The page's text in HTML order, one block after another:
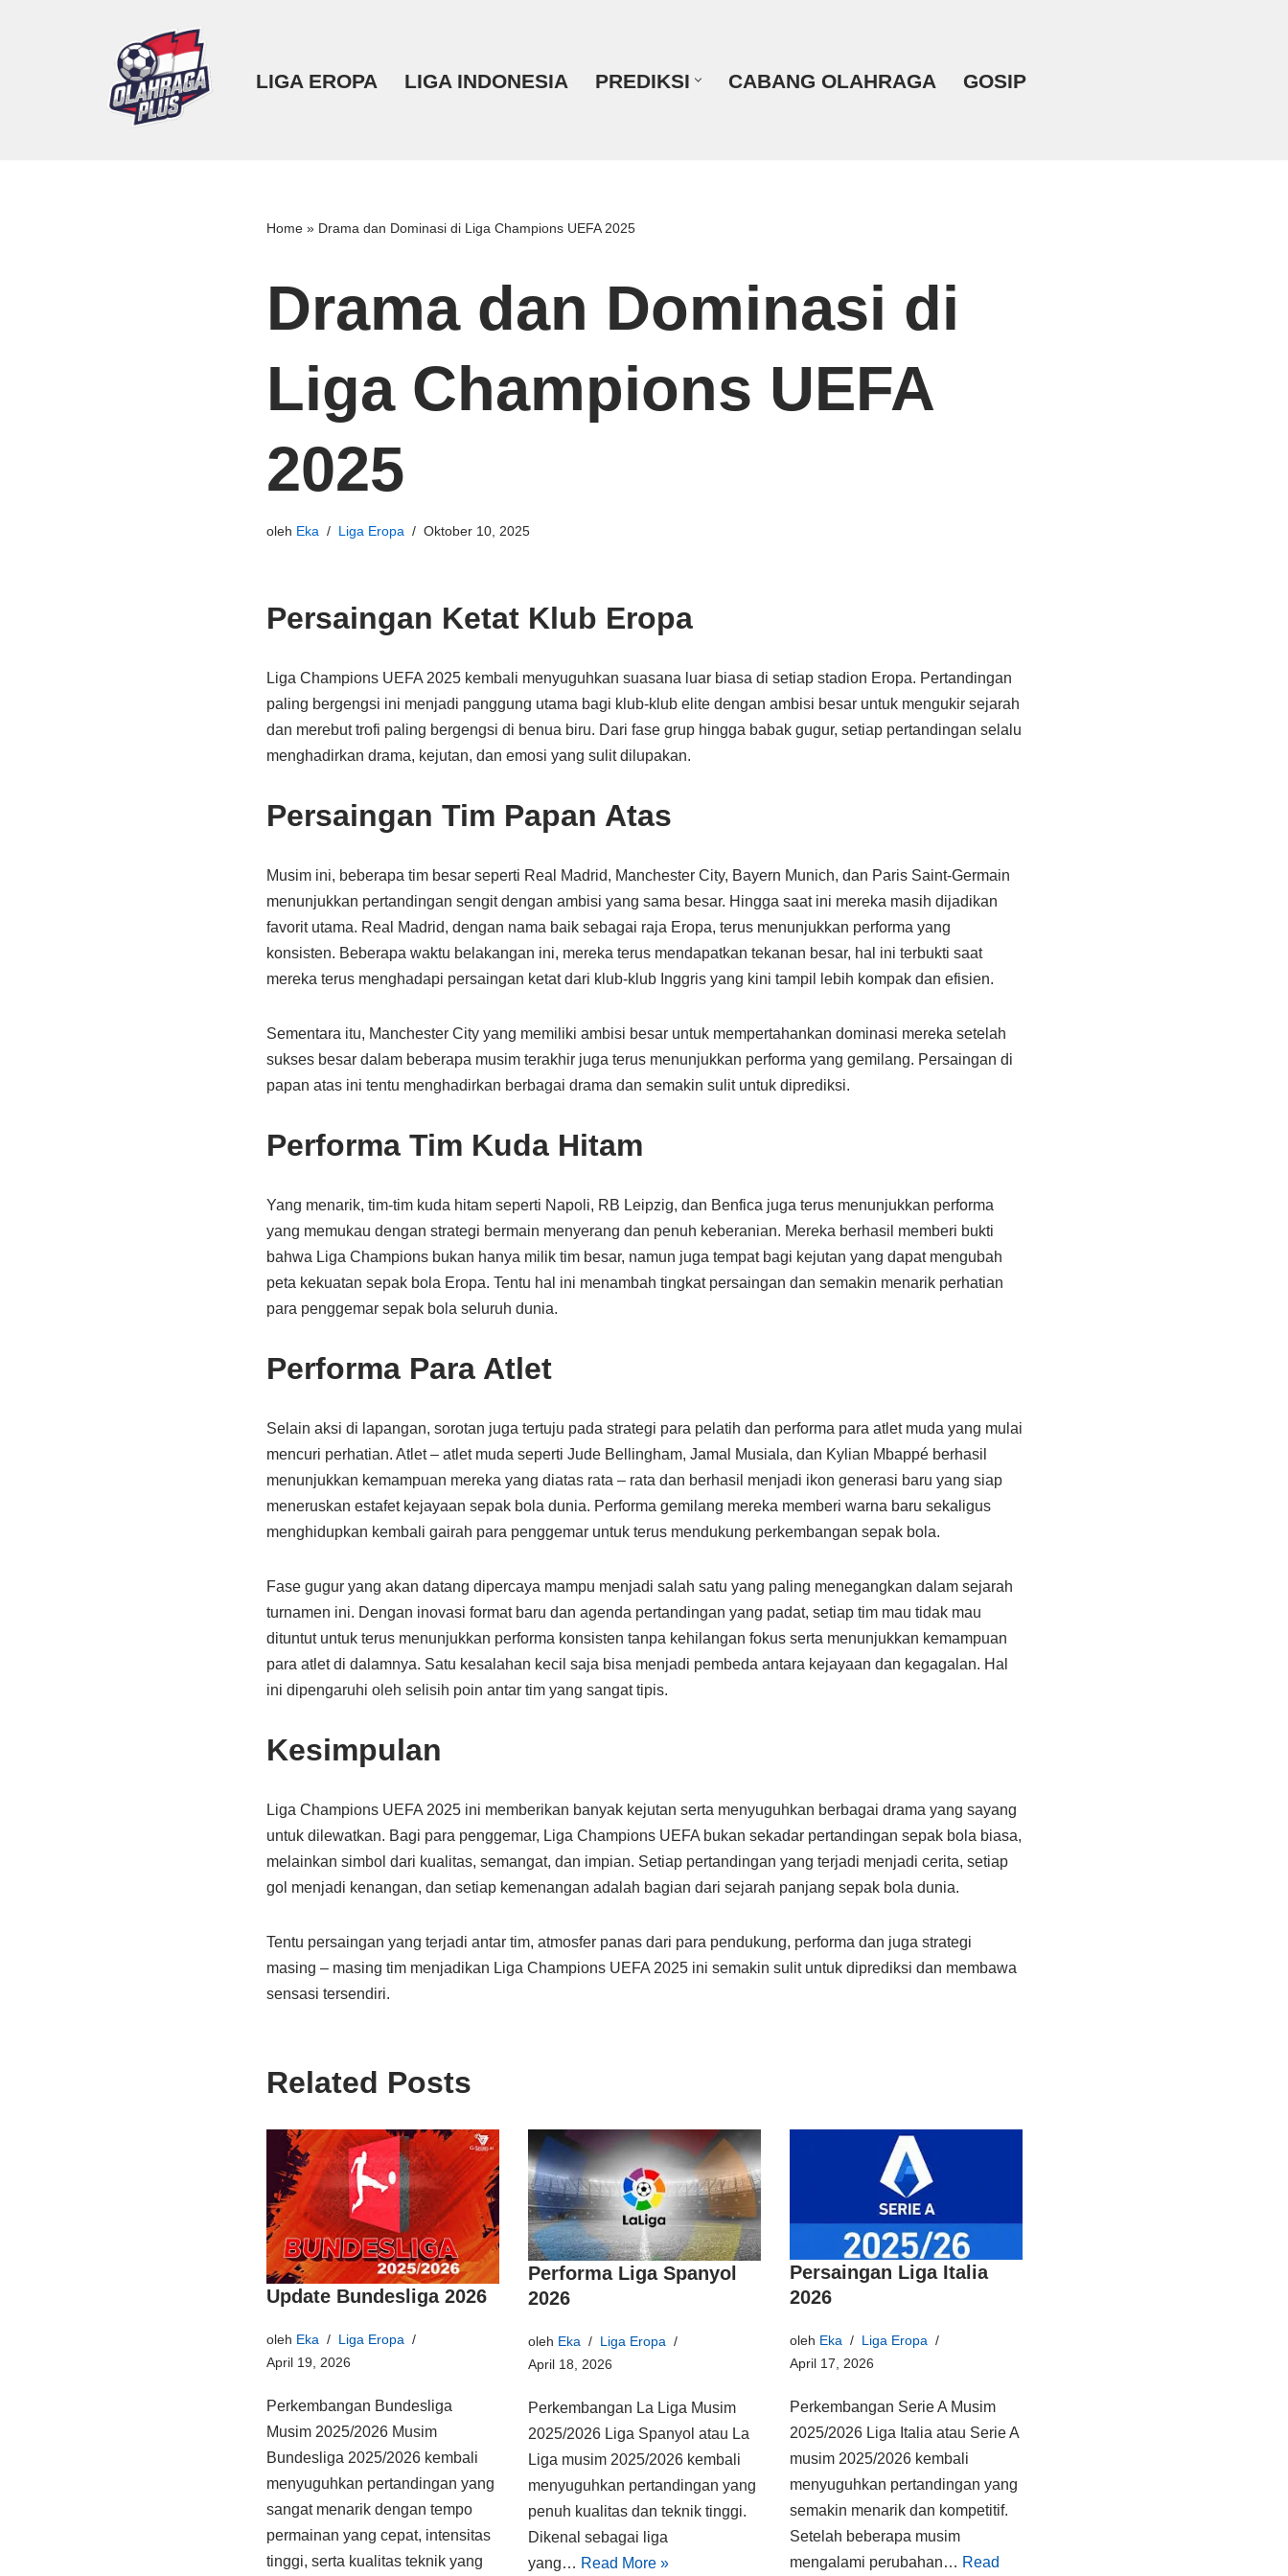
LIGA EROPA LIGA INDONESIA PREDIKSI CABANG OLAHRAGA GOSIP
Home» Drama dan Dominasi di Liga Champions UEFA 2025
Drama dan Dominasi di
Liga Champions UEFA
2025
oleh Eka Liga Eropa Oktober 10, 2025
Persaingan Ketat Klub Eropa
Liga Champions UEFA 2025 kembali menyuguhkan suasana luar biasa di setiap stadion Eropa. Pertandingan
paling bergengsi ini menjadi panggung utama bagi klub-klub elite dengan ambisi besar untuk mengukir sejarah
dan merebut trofi paling bergengsi di benua biru. Dari fase grup hingga babak gugur, setiap pertandingan selalu
menghadirkan drama, kejutan, dan emosi yang sulit dilupakan.
Persaingan Tim Papan Atas
Musim ini, beberapa tim besar seperti Real Madrid, Manchester City, Bayern Munich, dan Paris Saint-Germain
menunjukkan pertandingan sengit dengan ambisi yang sama besar. Hingga saat ini mereka masih dijadikan
favorit utama. Real Madrid, dengan nama baik sebagai raja Eropa, terus menunjukkan performa yang
konsisten. Beberapa waktu belakangan ini, mereka terus mendapatkan tekanan besar, hal ini terbukti saat
mereka terus menghadapi persaingan ketat dari klub-klub Inggris yang kini tampil lebih kompak dan efisien.
Sementara itu, Manchester City yang memiliki ambisi besar untuk mempertahankan dominasi mereka setelah
sukses besar dalam beberapa musim terakhir juga terus menunjukkan performa yang gemilang. Persaingan di
papan atas ini tentu menghadirkan berbagai drama dan semakin sulit untuk diprediksi.
Performa Tim Kuda Hitam
Yang menarik, tim-tim kuda hitam seperti Napoli, RB Leipzig, dan Benfica juga terus menunjukkan performa
yang memukau dengan strategi bermain menyerang dan penuh keberanian. Mereka berhasil memberi bukti
bahwa Liga Champions bukan hanya milik tim besar, namun juga tempat bagi kejutan yang dapat mengubah
peta kekuatan sepak bola Eropa. Tentu hal ini menambah tingkat persaingan dan semakin menarik perhatian
para penggemar sepak bola seluruh dunia.
Performa Para Atlet
Selain aksi di lapangan, sorotan juga tertuju pada strategi para pelatih dan performa para atlet muda yang mulai
mencuri perhatian. Atlet – atlet muda seperti Jude Bellingham, Jamal Musiala, dan Kylian Mbappé berhasil
menunjukkan kemampuan mereka yang diatas rata – rata dan berhasil menjadi ikon generasi baru yang siap
meneruskan estafet kejayaan sepak bola dunia. Performa gemilang mereka memberi warna baru sekaligus
menghidupkan kembali gairah para penggemar untuk terus mendukung perkembangan sepak bola.
Fase gugur yang akan datang dipercaya mampu menjadi salah satu yang paling menegangkan dalam sejarah
turnamen ini. Dengan inovasi format baru dan agenda pertandingan yang padat, setiap tim mau tidak mau
dituntut untuk terus menunjukkan performa konsisten tanpa kehilangan fokus serta menunjukkan kemampuan
para atlet di dalamnya. Satu kesalahan kecil saja bisa menjadi pembeda antara kejayaan dan kegagalan. Hal
ini dipengaruhi oleh selisih poin antar tim yang sangat tipis.
Kesimpulan
Liga Champions UEFA 2025 ini memberikan banyak kejutan serta menyuguhkan berbagai drama yang sayang
untuk dilewatkan. Bagi para penggemar, Liga Champions UEFA bukan sekadar pertandingan sepak bola biasa,
melainkan simbol dari kualitas, semangat, dan impian. Setiap pertandingan yang terjadi menjadi cerita, setiap
gol menjadi kenangan, dan setiap kemenangan adalah bagian dari sejarah panjang sepak bola dunia.
Tentu persaingan yang terjadi antar tim, atmosfer panas dari para pendukung, performa dan juga strategi
masing – masing tim menjadikan Liga Champions UEFA 2025 ini semakin sulit untuk diprediksi dan membawa
sensasi tersendiri.
Related Posts
Update Bundesliga 2026
oleh Eka
Liga Eropa
April 19, 2026
Perkembangan Bundesliga
Musim 2025/2026 Musim
Bundesliga 2025/2026 kembali
menyuguhkan pertandingan yang
sangat menarik dengan tempo
permainan yang cepat, intensitas
tinggi, serta kualitas teknik yang
Performa Liga Spanyol
2026
oleh Eka
Liga Eropa
April 18, 2026
Perkembangan La Liga Musim
2025/2026 Liga Spanyol atau La
Liga musim 2025/2026 kembali
menyuguhkan pertandingan yang
penuh kualitas dan teknik tinggi.
Dikenal sebagai liga
yang… Read More »
Persaingan Liga Italia
2026
oleh Eka
Liga Eropa
April 17, 2026
Perkembangan Serie A Musim
2025/2026 Liga Italia atau Serie A
musim 2025/2026 kembali
menyuguhkan pertandingan yang
semakin menarik dan kompetitif.
Setelah beberapa musim
mengalami perubahan… Read